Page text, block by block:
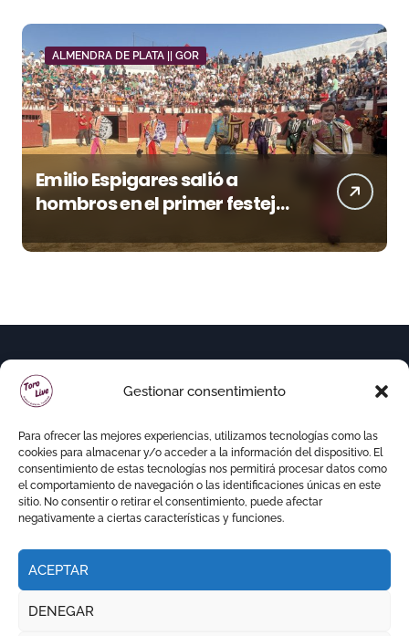
Gestionar consentimiento
Para ofrecer las mejores experiencias, utilizamos tecnologías como las
cookies para almacenar y/o acceder a la información del dispositivo. El
consentimiento de estas tecnologías nos permitirá procesar datos como
el comportamiento de navegación o las identificaciones únicas en este
sitio. No consentir o retirar el consentimiento, puede afectar
negativamente a ciertas características y funciones.
ACEPTAR
DENEGAR
ALMENDRA DE PLATA || GOR
Emilio Espigares salió a
hombros en el primer festejo
la Feria de Gor
Copyright © Todos los derechos reservados